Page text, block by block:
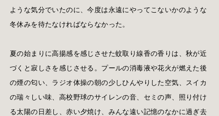
ような気分でいたのに、今度は永遠にやってこないかのような
冬休みを待たなければならなかった。
夏の始まりに高揚感を感じさせた蚊取り線香の香りは、秋が近
づくと寂しさを感じさせる。プールの消毒液や花火が燃えた後
の煙の匂い、ラジオ体操の朝の少しひんやりした空気、スイカ
の瑞々しい味、高校野球のサイレンの音、セミの声、照り付け
る太陽の日差し、赤い夕焼け、みんな遠い記憶のなかに過ぎ去